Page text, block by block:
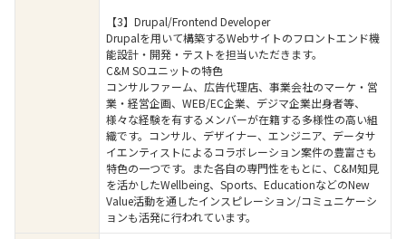
【3】Drupal/Frontend Developer
Drupalを用いて構築するWebサイトのフロントエンド機
能設計・開発・テストを担当いただきます。
C&M SOユニットの特色
コンサルファーム、広告代理店、事業会社のマーケ・営
業・経営企画、WEB/EC企業、デジマ企業出身者等、
様々な経験を有するメンバーが在籍する多様性の高い組
織です。コンサル、デザイナー、エンジニア、データサ
イエンティストによるコラボレーション案件の豊富さも
特色の一つです。また各自の専門性をもとに、C&M知見
を活かしたWellbeing、Sports、EducationなどのNew
Value活動を通したインスピレーション/コミュニケーシ
ョンも活発に行われています。